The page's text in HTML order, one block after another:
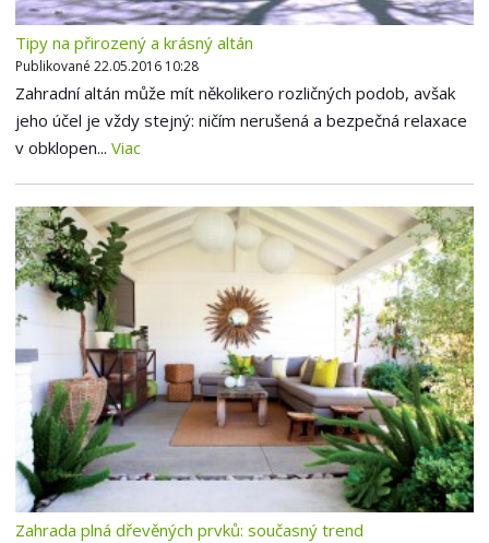
Tipy na přirozený a krásný altán
Publikované 22.05.2016 10:28
Zahradní altán může mít několikero rozličných podob, avšak
jeho účel je vždy stejný: ničím nerušená a bezpečná relaxace
v obklopen... Viac
Zahrada plná dřevěných prvků: současný trend